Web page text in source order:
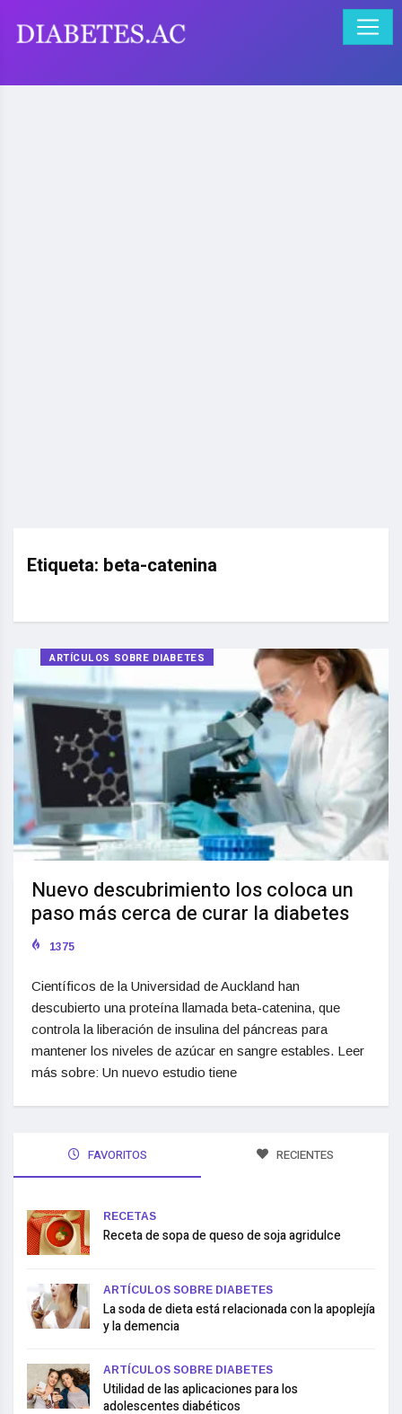
Etiqueta: beta-catenina
ARTÍCULOS SOBRE DIABETES
Nuevo descubrimiento los coloca un
paso más cerca de curar la diabetes
1375
Científicos de la Universidad de Auckland han
descubierto una proteína llamada beta-catenina, que
controla la liberación de insulina del páncreas para
mantener los niveles de azúcar en sangre estables. Leer
más sobre: Un nuevo estudio tiene
FAVORITOS RECIENTES
RECETAS
Receta de sopa de queso de soja agridulce
ARTÍCULOS SOBRE DIABETES
La soda de dieta está relacionada con la apoplejía
y la demencia
ARTÍCULOS SOBRE DIABETES
Utilidad de las aplicaciones para los
adolescentes diabéticos